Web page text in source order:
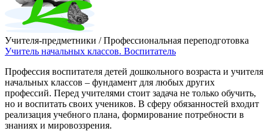
Учителя-предметники / Профессиональная переподготовка
Учитель начальных классов. Воспитатель
Профессия воспитателя детей дошкольного возраста и учителя
начальных классов – фундамент для любых других
профессий. Перед учителями стоит задача не только обучить,
но и воспитать своих учеников. В сферу обязанностей входит
реализация учебного плана, формирование потребности в
знаниях и мировоззрения.